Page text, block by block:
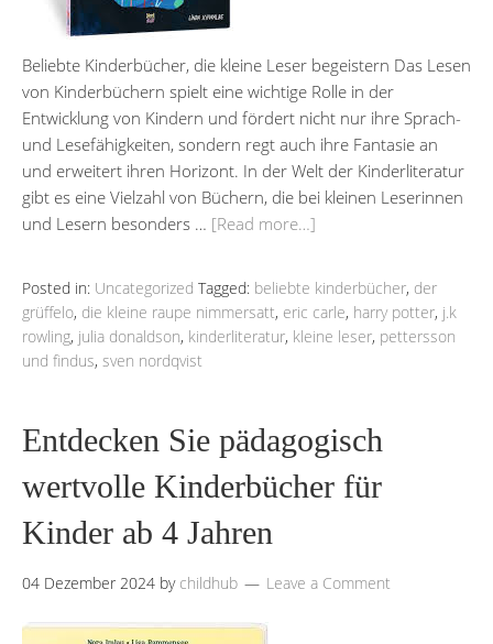
Beliebte Kinderbücher, die kleine Leser begeistern Das Lesen
von Kinderbüchern spielt eine wichtige Rolle in der
Entwicklung von Kindern und fördert nicht nur ihre Sprach-
und Lesefähigkeiten, sondern regt auch ihre Fantasie an
und erweitert ihren Horizont. In der Welt der Kinderliteratur
gibt es eine Vielzahl von Büchern, die bei kleinen Leserinnen
und Lesern besonders … [Read more…]
Posted in: Uncategorized Tagged: beliebte kinderbücher, der
grüffelo, die kleine raupe nimmersatt, eric carle, harry potter, j.k
rowling, julia donaldson, kinderliteratur, kleine leser, pettersson
und findus, sven nordqvist
Entdecken Sie pädagogisch
wertvolle Kinderbücher für
Kinder ab 4 Jahren
04 Dezember 2024 by childhub Leave a Comment